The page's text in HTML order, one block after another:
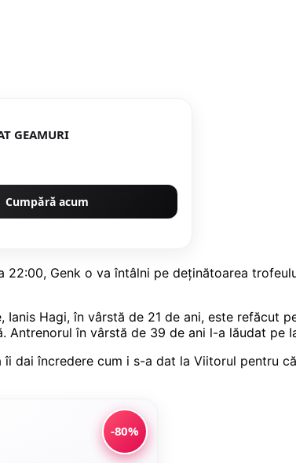
GEAMURI
Cumpără acum
Genk o va întâlni pe deținătoarea
Hagi, în vârstă de 21 de ani, este refăcut
în vârstă de 39 de ani l-a lăudat pe
dai încredere cum i s-a dat la Viitorul pentru
-80%